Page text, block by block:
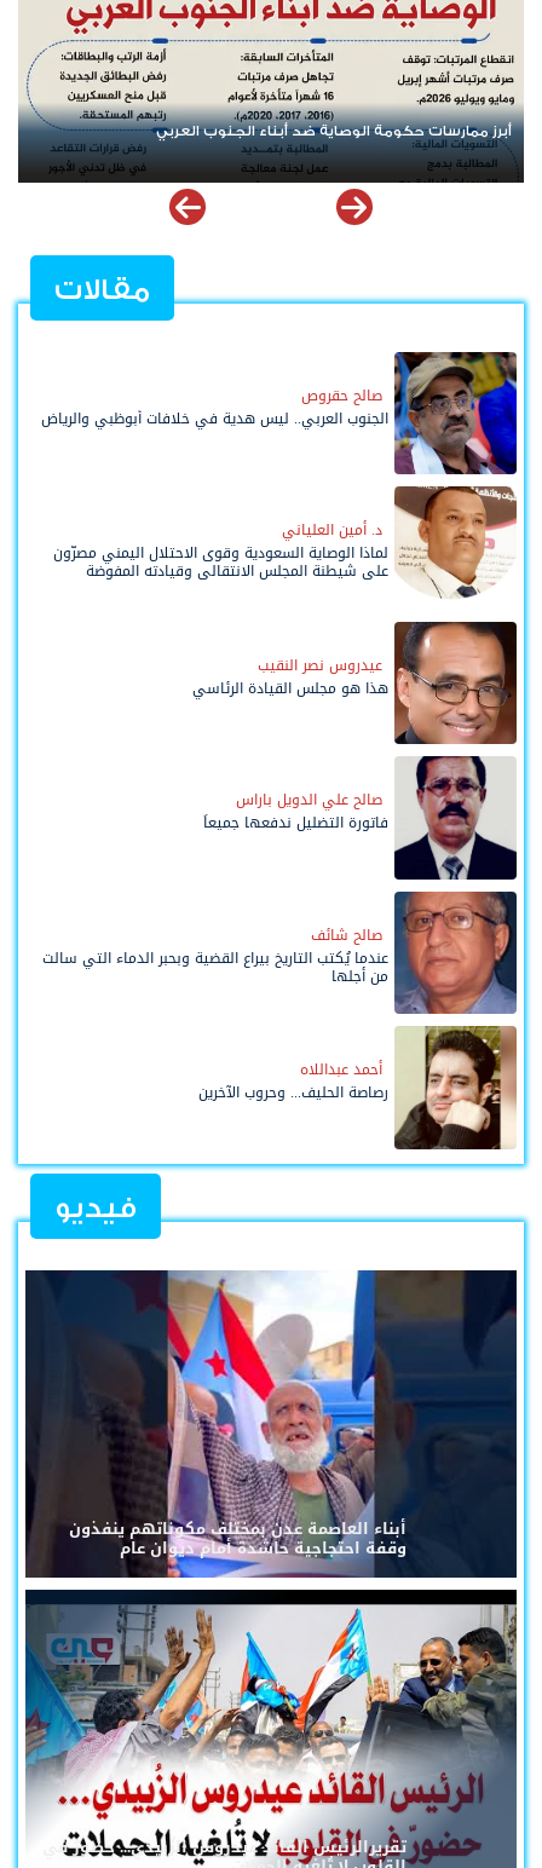
إرادة شعب الجنوب وقيادته رمز
مقالات
صالح حقروص
الجنوب العربي.. ليس هدية في خلافات أبوظبي والرياض
د. أمين العلياني
لماذا الوصاية السعودية وقوى الاحتلال اليمني مصرّون
على شيطنة المجلس الانتقالي وقيادته المفوضة
عيدروس نصر النقيب
هذا هو مجلس القيادة الرئاسي
صالح علي الدويل باراس
فاتورة التضليل ندفعها جميعاً
صالح شائف
عندما يُكتب التاريخ بيراع القضية وبحبر الدماء التي سالت
من أجلها
أحمد عبداللاه
رصاصة الحليف... وحروب الآخرين
فيديو
أبناء العاصمة عدن بمختلف مكوناتهم ينفذون
وقفة احتجاجية حاشدة أمام ديوان عام
تقريرالرئيس القائد عيدروس الزُبيدي... حضورٌ في